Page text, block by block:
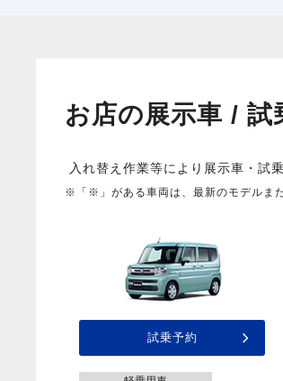
お店の展示車 / 試
入れ替え作業等により展示車・試
※「※」がある車両は、最新のモデルま
試乗予約